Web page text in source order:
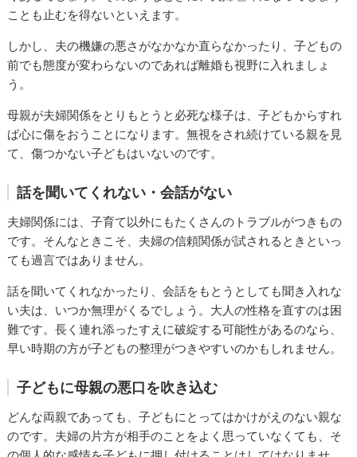
ことも止むを得ないといえます。
しかし、夫の機嫌の悪さがなかなか直らなかったり、子どもの
前でも態度が変わらないのであれば離婚も視野に入れましょ
う。
母親が夫婦関係をとりもとうと必死な様子は、子どもからすれ
ば心に傷をおうことになります。無視をされ続けている親を見
て、傷つかない子どもはいないのです。
話を聞いてくれない・会話がない
夫婦関係には、子育て以外にもたくさんのトラブルがつきもの
です。そんなときこそ、夫婦の信頼関係が試されるときといっ
ても過言ではありません。
話を聞いてくれなかったり、会話をもとうとしても聞き入れな
い夫は、いつか無理がくるでしょう。大人の性格を直すのは困
難です。長く連れ添ったすえに破綻する可能性があるのなら、
早い時期の方が子どもの整理がつきやすいのかもしれません。
子どもに母親の悪口を吹き込む
どんな両親であっても、子どもにとってはかけがえのない親な
のです。夫婦の片方が相手のことをよく思っていなくても、そ